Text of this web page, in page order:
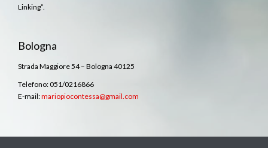
Linking”.
Bologna
Strada Maggiore 54 – Bologna 40125
Telefono: 051/0216866
E-mail:mariopiocontessa@gmail.com